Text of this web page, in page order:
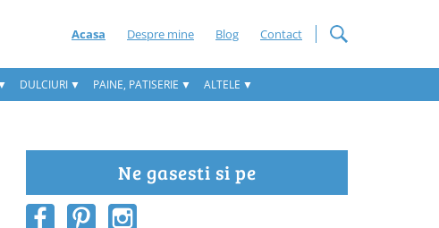
Acasa Despre mine Blog Contact
DULCIURI PAINE, PATISERIE ALTELE
Ne gasesti si pe